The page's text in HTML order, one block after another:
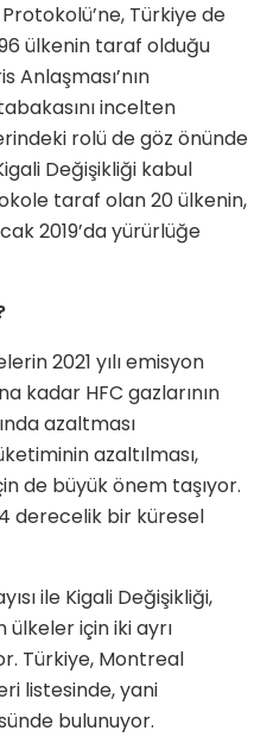
Türkiye de
ülkenin taraf olduğu
Anlaşması’nın
incelten
rolü de göz önünde
Değişikliği kabul
taraf olan 20 ülkenin,
2019’da yürürlüğe
2021 yılı emisyon
kadar HFC gazlarının
azaltması
azaltılması,
de büyük önem taşıyor.
derecelik bir küresel
ile Kigali Değişikliği,
için iki ayrı
Türkiye, Montreal
listesinde, yani
bulunuyor.